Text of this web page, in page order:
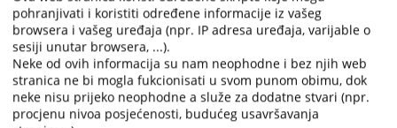
calendar
and
select
a
date.
Press
calendar
and
select
a
date.
Press
sudskom i tužilačkom savjetu Bosne i Hercegovine
provedena je reforma pravosuđa...
30.09.2009.
Nastanak i izgradnja suda
pohranjivati i koristiti određene informacije iz vašeg
browsera i vašeg uređaja (npr. IP adresa uređaja, varijable o
sesiji unutar browsera, ...).
Neke od ovih informacija su nam neophodne i bez njih web
stranica ne bi mogla fukcionisati u svom punom obimu, dok
neke nisu prijeko neophodne a služe za dodatne stvari (npr.
procjenu nivoa posjećenosti, budućeg usavršavanja